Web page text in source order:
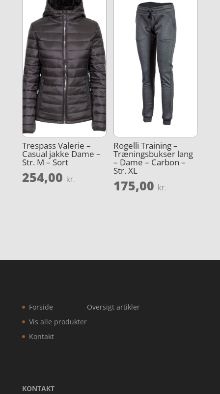
Trespass Valerie –
Casual jakke Dame –
Str. M – Sort
254,00 kr.
Rogelli Training –
Træningsbukser lang
– Dame – Carbon –
Str. XL
175,00 kr.
Forside
Vis alle produkter
Kontakt
Oversigt artikler
KONTAKT